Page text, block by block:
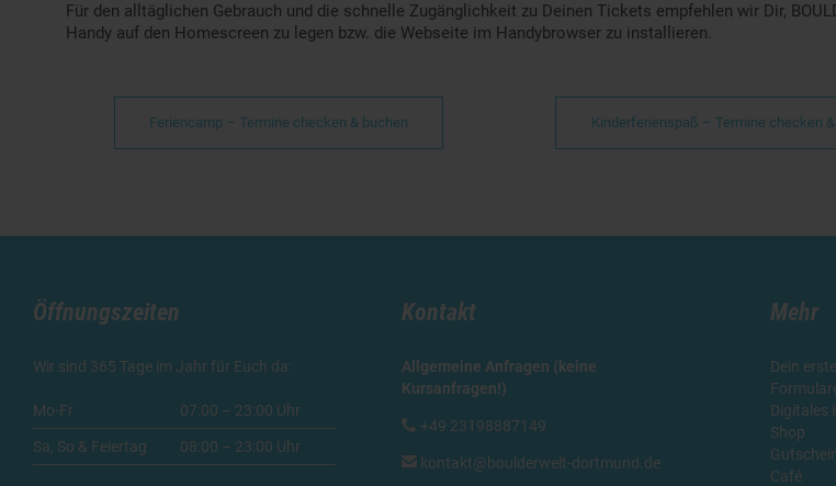
Für den alltäglichen Gebrauch und die schnelle Zugänglichkeit zu Deinen Tickets empfehlen wir Dir,
Handy auf den Homescreen zu legen bzw. die Webseite im Handybrowser zu installieren.
Feriencamp – Termine checken & buchen Kinderferienspaß – Termine checken
Öffnungszeiten
Wir sind 365 Tage im Jahr für Euch da:
Mo-Fr 07:00 – 23:00 Uhr
Sa, So & Feiertag 08:00 – 23:00 Uhr
Kontakt
Allgemeine Anfragen (keine
Kursanfragen!)
 +49 23198887149
 kontakt@boulderwelt-dortmund.de
Mehr
Dein
Digitales
Shop
Café